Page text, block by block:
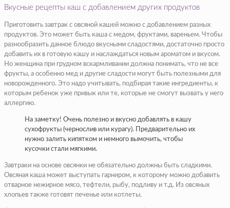
Вкусные рецепты каш с добавлением других продуктов
Приготовить завтрак с овсяной кашей можно с добавлением разных
продуктов. Это может быть каша с медом, фруктами, вареньем. Чтобы
разнообразить данное блюдо вкусными сладостями, достаточно просто
добавить их в готовую кашу и наслаждаться новым ароматом и вкусом.
Но женщина при грудном вскармливании должна понимать, что не все
фрукты, а особенно мед и другие сладости могут быть полезными для
новорожденного. Это надо учитывать, подбирая такие ингредиенты, к
которым ребенок уже привык или те, которые не смогут вызвать у него
аллергию.
На заметку! Очень полезно и вкусно добавлять в кашу
сухофрукты (чернослив или курагу). Предварительно их
нужно залить кипятком и немного вымочить, чтобы
кусочки стали мягкими.
Завтраки на основе овсянки не обязательно должны быть сладкими.
Овсяная каша может выступать гарниром, к которому можно добавить
отварное нежирное мясо, тефтели, рыбу, подливу и т.д. Из овсяных
хлопьев также готовят печенье или котлеты.